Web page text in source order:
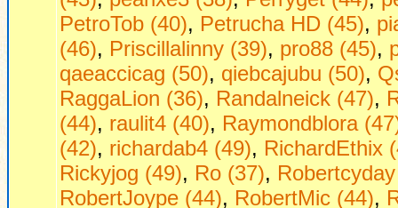
PetroTob (40), Petrucha HD (45),
(46), Priscillalinny (39), pro88 (45),
qaeaccicag (50), qiebcajubu (50),
RaggaLion (36), Randalneick (47),
(44), raulit4 (40), Raymondblora
(42), richardab4 (49), RichardEthix
Rickyjog (49), Ro (37),
RobertJoype (44), RobertMic (44),